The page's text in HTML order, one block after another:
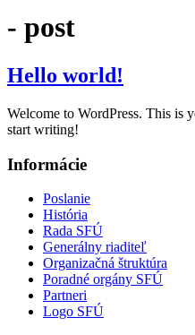
- post
Hello world!
Welcome to WordPress. This is
start writing!
Informácie
Poslanie
História
Rada SFÚ
Generálny riaditeľ
Organizačná štruktúra
Poradné orgány SFÚ
Partneri
Logo SFÚ